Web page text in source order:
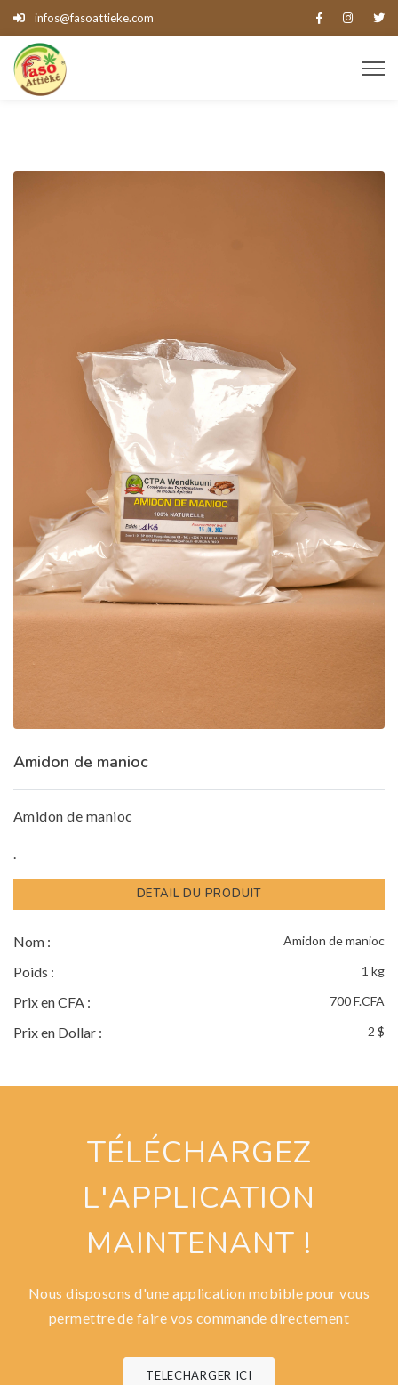
infos@fasoattieke.com
Amidon de manioc
Amidon de manioc
.
DETAIL DU PRODUIT
Nom : Amidon de manioc
Poids : 1 kg
Prix en CFA : 700 F.CFA
Prix en Dollar : 2 $
TÉLÉCHARGEZ
L'APPLICATION
MAINTENANT !
Nous disposons d'une application mobible pour vous
permettre de faire vos commande directement
TELECHARGER ICI